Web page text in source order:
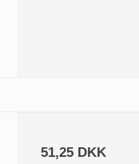
51,25 DKK